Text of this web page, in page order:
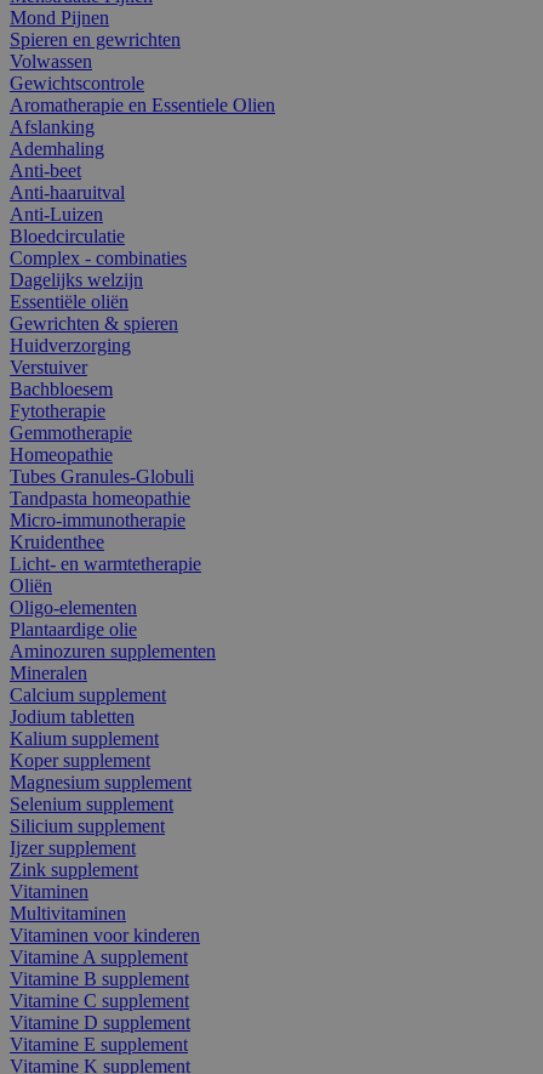
Mond Pijnen
Spieren en gewrichten
Volwassen
Gewichtscontrole
Aromatherapie en Essentiele Olien
Afslanking
Ademhaling
Anti-beet
Anti-haaruitval
Anti-Luizen
Bloedcirculatie
Complex - combinaties
Dagelijks welzijn
Essentiële oliën
Gewrichten & spieren
Huidverzorging
Verstuiver
Bachbloesem
Fytotherapie
Gemmotherapie
Homeopathie
Tubes Granules-Globuli
Tandpasta homeopathie
Micro-immunotherapie
Kruidenthee
Licht- en warmtetherapie
Oliën
Oligo-elementen
Plantaardige olie
Aminozuren supplementen
Mineralen
Calcium supplement
Jodium tabletten
Kalium supplement
Koper supplement
Magnesium supplement
Selenium supplement
Silicium supplement
Ijzer supplement
Zink supplement
Vitaminen
Multivitaminen
Vitaminen voor kinderen
Vitamine A supplement
Vitamine B supplement
Vitamine C supplement
Vitamine D supplement
Vitamine E supplement
Vitamine K supplement